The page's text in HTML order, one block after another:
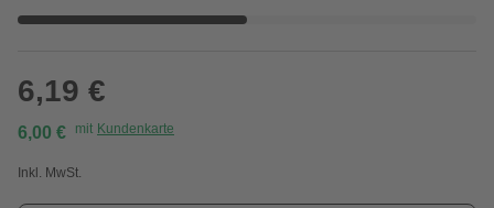
6,19 €
6,00 € mit Kundenkarte
Inkl. MwSt.